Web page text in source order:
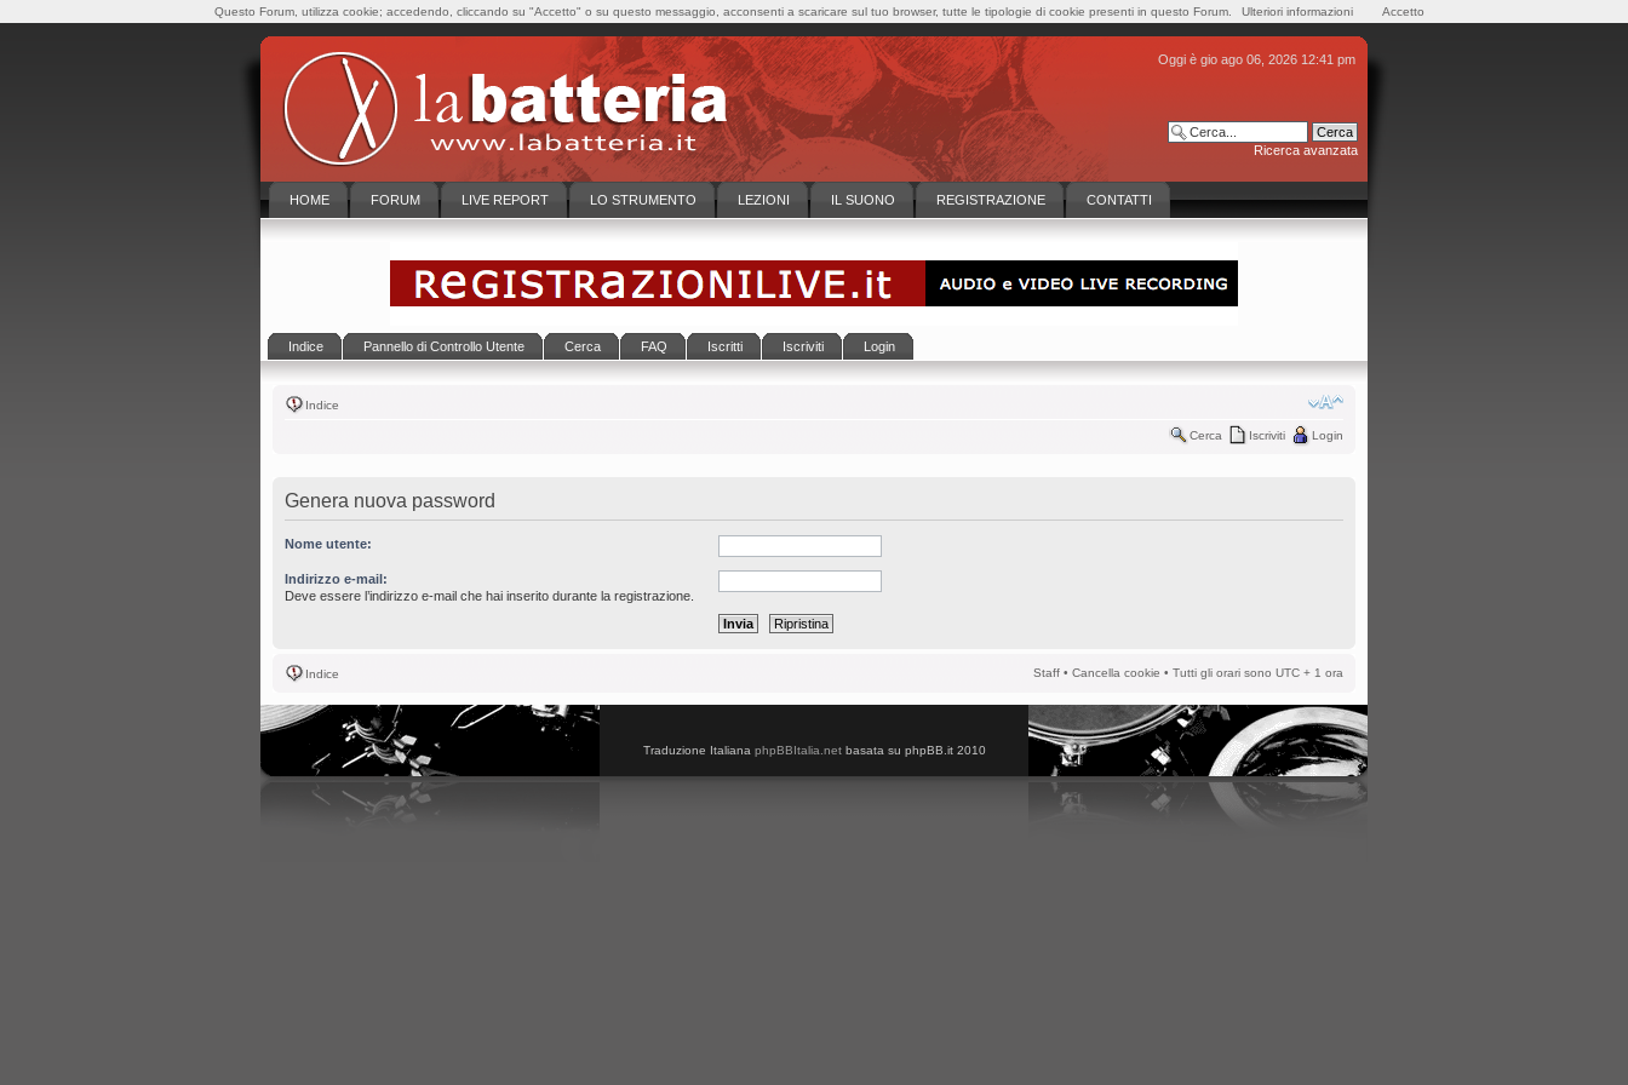
Oggi è gio ago 06, 2026 12:41 pm
Ricerca avanzata
HOME FORUM LIVE REPORT LO STRUMENTO LEZIONI IL SUONO REGISTRAZIONE CONTATTI
Indice Pannello di Controllo Utente Cerca FAQ Iscritti Iscriviti Login
Indice
Cerca Iscriviti Login
Genera nuova password
Nome utente:
Indirizzo e-mail:
Deve essere l’indirizzo e-mail che hai inserito durante la registrazione.
Indice Staff • Cancella cookie • Tutti gli orari sono UTC + 1 ora
Traduzione Italiana phpBBItalia.netbasata su phpBB.it 2010
Questo Forum, utilizza cookie; accedendo, cliccando su "Accetto" o su questo messaggio, acconsenti a scaricare sul tuo browser, tutte le tipologie di cookie presenti in questo Forum. Ulteriori informazioni Accetto